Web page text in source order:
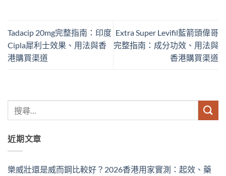
Tadacip 20mg完整指南：印度
Cipla犀利士效果、用法與香
港購買渠道
Extra Super Levifil藍箭頭偉哥
完整指南：成分功效、用法與
香港購買渠道
近期文章
樂威壯還是威而鋼比較好？2026香港用家實測：起效、藥